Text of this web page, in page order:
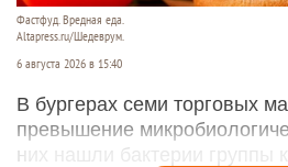
Фастфуд. Вредная еда.
Altapress.ru/Шедеврум.
6 августа 2026 в 15:40
В бургерах семи торговых
превышение
них нашли бактерии группы